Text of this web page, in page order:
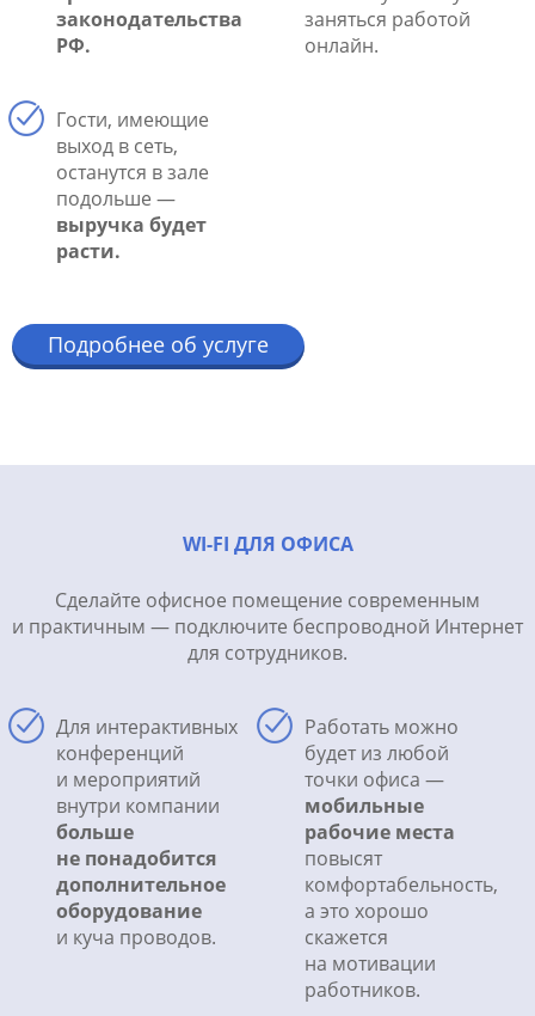
законодательства
РФ.
заняться работой
онлайн.
Гости, имеющие
выход в сеть,
останутся в зале
подольше —
выручка будет
расти.
Подробнее об услуге
WI-FI ДЛЯ ОФИСА
Сделайте офисное помещение современным
и практичным — подключите беспроводной Интернет
для сотрудников.
Для интерактивных
конференций
и мероприятий
внутри компании
больше
не понадобится
дополнительное
оборудование
и куча проводов.
Работать можно
будет из любой
точки офиса —
мобильные
рабочие места
повысят
комфортабельность,
а это хорошо
скажется
на мотивации
работников.